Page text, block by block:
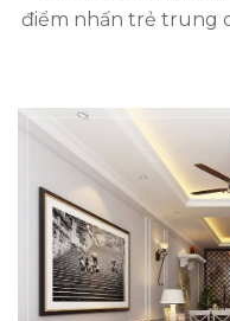
điểm nhấn trẻ trung